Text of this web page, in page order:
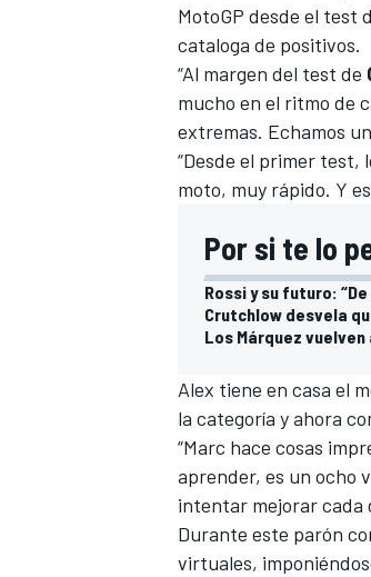
MotoGP desde el test
cataloga de positivos.
“Al margen del test de
mucho en el ritmo de
extremas. Echamos
“Desde el primer test,
moto, muy rápido. Y
Por si te lo
Rossi y su futuro:
Crutchlow desvela
Los Márquez
Alex tiene en casa el
la categoría y ahora
“Marc hace cosas
aprender, es un ocho
intentar mejorar cada
Durante este parón
virtuales,